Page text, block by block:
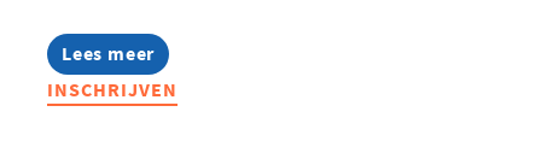
Lees meer
about
Afterwork
@
INSCHRIJVEN